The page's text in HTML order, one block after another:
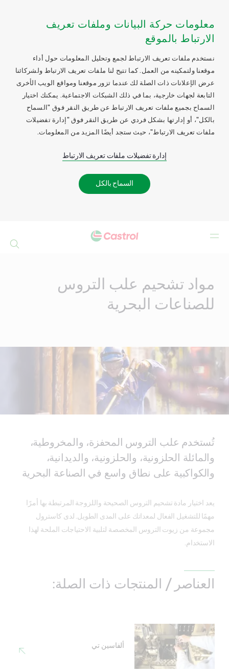
معلومات حركة البيانات وملفات تعريف
الارتباط بالموقع
نستخدم ملفات تعريف الارتباط لجمع وتحليل المعلومات حول أداء
موقعنا ولتمكينه من العمل. كما تتيح لنا ملفات تعريف الارتباط ولشركائنا
عرض الإعلانات ذات الصلة لك عندما تزور موقعنا ومواقع الويب الأخرى
التابعة لجهات خارجية، بما في ذلك الشبكات الاجتماعية. يمكنك اختيار
السماح بجميع ملفات تعريف الارتباط عن طريق النقر فوق "السماح
بالكل"، أو إدارتها بشكل فردي عن طريق النقر فوق "إدارة تفضيلات
ملفات تعريف الارتباط"، حيث ستجد أيضًا المزيد من المعلومات.
إدارة تفضيلات ملفات تعريف الارتباط
السماح بالكل
مواد تشحيم علب التروس
للصناعات البحرية
تُستخدم علب التروس المحفزة، والمخروطية،
والمائلة الحلزونية، والحلزونية، والديدانية،
والكواكبية على نطاق واسع في الصناعة البحرية
يعد اختيار مادة تشحيم التروس الصحيحة واللزوجة المرتبطة بها أمرًا
مهمًا للتشغيل الفعال لمعداتك على المدى الطويل. لدى كاسترول
مجموعة من زيوت التروس المخصصة لتلبية الاحتياجات الملحة لهذا
الاستخدام.
العناصر / المنتجات ذات الصلة:
ألفاسين تي